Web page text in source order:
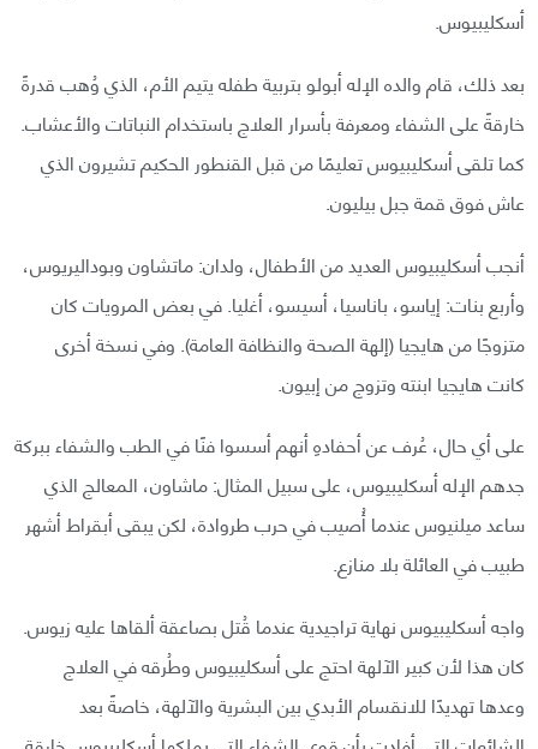
أسكليبيوس.
بعد ذلك، قام والده الإله أبولو بتربية طفله يتيم الأم، الذي وُهب قدرةً
خارقةً على الشفاء ومعرفة بأسرار العلاج باستخدام النباتات والأعشاب.
كما تلقى أسكليبيوس تعليمًا من قبل القنطور الحكيم تشيرون الذي
عاش فوق قمة جبل بيليون.
أنجب أسكليبيوس العديد من الأطفال، ولدان: ماتشاون وبوداليريوس،
وأربع بنات: إياسو، باناسيا، أسيسو، أغليا. في بعض المرويات كان
متزوجًا من هايجيا (إلهة الصحة والنظافة العامة). وفي نسخة أخرى
كانت هايجيا ابنته وتزوج من إبيون.
على أي حال، عُرف عن أحفادهِ أنهم أسسوا فنًا في الطب والشفاء ببركة
جدهم الإله أسكليبيوس، على سبيل المثال: ماشاون، المعالج الذي
ساعد ميلنيوس عندما أُصيب في حرب طروادة، لكن يبقى أبقراط أشهر
طبيب في العائلة بلا منازع.
واجه أسكليبيوس نهاية تراجيدية عندما قُتل بصاعقة ألقاها عليه زيوس.
كان هذا لأن كبير الآلهة احتج على أسكليبيوس وطُرقه في العلاج
وعدها تهديدًا للانقسام الأبدي بين البشرية والآلهة، خاصةً بعد